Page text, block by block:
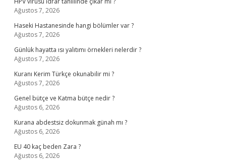
Ağustos 7, 2026
Haseki Hastanesinde hangi bölümler var ?
Ağustos 7, 2026
Günlük hayatta ısı yalıtımı örnekleri nelerdir ?
Ağustos 7, 2026
Kuranı Kerim Türkçe okunabilir mi ?
Ağustos 7, 2026
Genel bütçe ve Katma bütçe nedir ?
Ağustos 6, 2026
Kurana abdestsiz dokunmak günah mı ?
Ağustos 6, 2026
EU 40 kaç beden Zara ?
Ağustos 6, 2026